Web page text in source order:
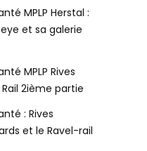
MPLP Herstal :
et sa galerie
MPLP Rives
2ième partie
: Rives
et le Ravel-rail